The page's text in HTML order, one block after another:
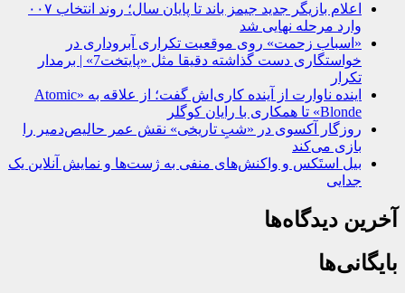
اعلام بازیگر جدید جیمز باند تا پایان سال؛ روند انتخاب ۰۰۷
وارد مرحله نهایی شد
«اسباب زحمت» روی موقعیت تکراری آبروداری در
خواستگاری دست گذاشته دقیقا مثل «پایتخت7» | برمدار
تکرار
اینده ناوارت از آینده کاری‌اش گفت؛ از علاقه به «Atomic
Blonde» تا همکاری با رایان کوگلر
روزگار آکسوی در «شبِ تاریخی» نقش عمر حالیص‌دمیر را
بازی می‌کند
بیل استَکس و واکنش‌های منفی به ژست‌ها و نمایش آنلاین یک
جدایی
آخرین دیدگاه‌ها
بایگانی‌ها